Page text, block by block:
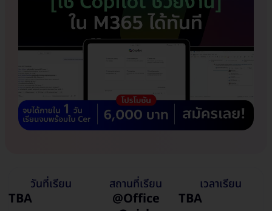
วันที่เรียน
TBA
สถานที่เรียน
@Office
เวลาเรียน
TBA